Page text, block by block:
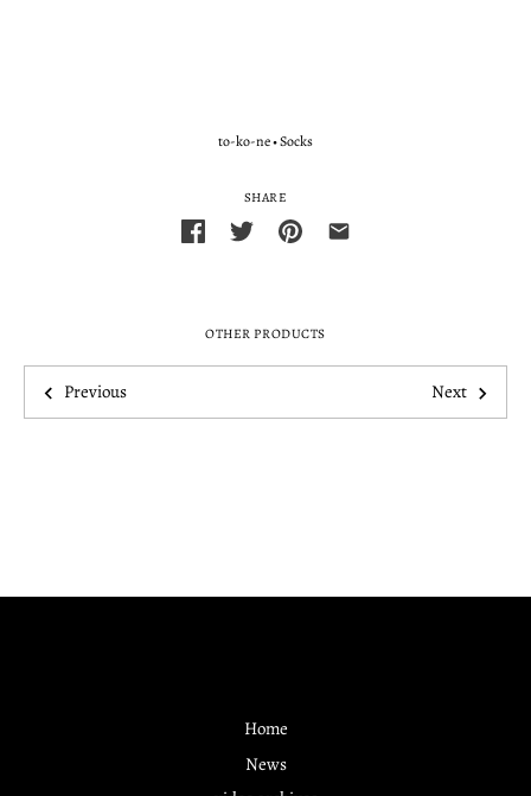
to-ko-ne•Socks
SHARE
OTHER PRODUCTS
Previous Next
Home
News